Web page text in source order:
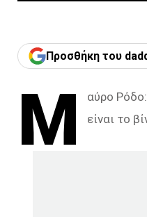
Προσθήκη του
Μ
αύρο
είναι το